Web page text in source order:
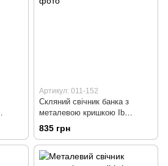
Артикул: 011-152
Скляний свічник банка з
металевою кришкою Ib
Laursen Данія сірий
835 грн